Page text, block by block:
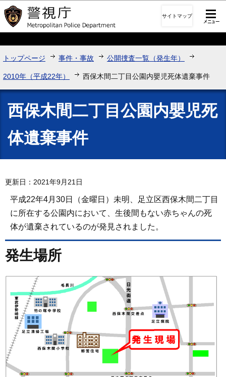
このページの本文へ移動
サイトマップ
トップページ 事件・事故 公開捜査一覧（発生年）
2010年（平成22年） 西保木間二丁目公園内嬰児死体遺棄事件
西保木間二丁目公園内嬰児死
体遺棄事件
更新日：2021年9月21日
平成22年4月30日（金曜日）未明、足立区西保木間二丁目
に所在する公園内において、生後間もない赤ちゃんの死
体が遺棄されているのが発見されました。
発生場所